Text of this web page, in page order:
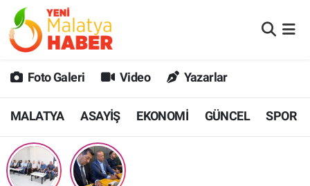
Foto Galeri Video Yazarlar
MALATYA ASAYİŞ EKONOMİ GÜNCEL SPOR
MALATYA
GÜNCEL
SPOR
Malatya Nöbetçi Eczaneler
MALATYA Namaz Vakitleri
Malatya Trafik Yoğunluk Haritası